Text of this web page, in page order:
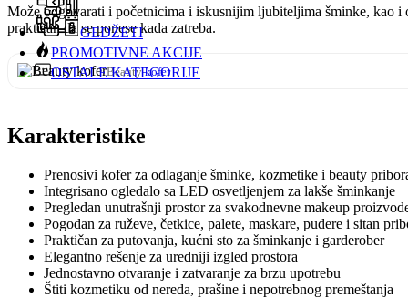
GEDŽETI
PROMOTIVNE AKCIJE
OSTALE KATEGORIJE
Može odgovarati i početnicima i iskusnijim ljubiteljima šminke, kao i
praktičan da se ponese kada zatreba.
Beautykofer
Karakteristike
Prenosivi kofer za odlaganje šminke, kozmetike i beauty
Integrisano ogledalo sa LED osvetljenjem za lakše šminkanje
Pregledan unutrašnji prostor za svakodnevne makeup
Pogodan za ruževe, četkice, palete, maskare, pudere i sitan
Praktičan za putovanja, kućni sto za šminkanje i garderober
Elegantno rešenje za uredniji izgled prostora
Jednostavno otvaranje i zatvaranje za brzu upotrebu
Štiti kozmetiku od nereda, prašine i nepotrebnog premeštanja